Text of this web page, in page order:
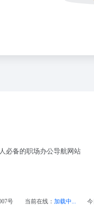
必备的职场办公导航网站
号 当前在线： 加载中...